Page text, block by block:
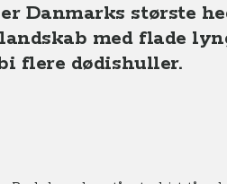
Danmarks største
med flade
flere dødishuller.